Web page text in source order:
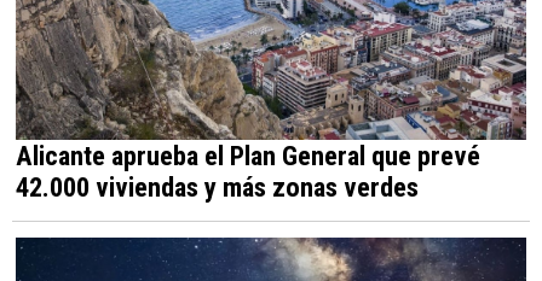
Alicante aprueba el Plan General que prevé
42.000 viviendas y más zonas verdes